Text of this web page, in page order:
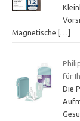
Magnetische
[…]
für
Die